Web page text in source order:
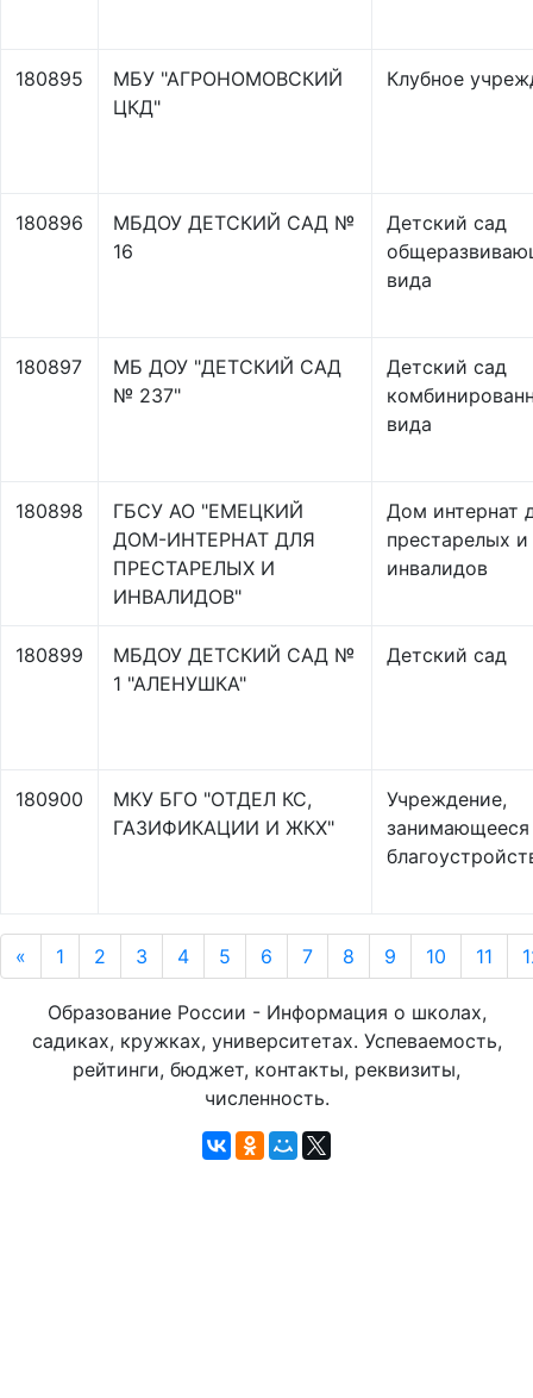
180895
МБУ "АГРОНОМОВСКИЙ
ЦКД"
Клубное
180896
МБДОУ ДЕТСКИЙ САД №
16
Детский сад
вида
180897
МБ ДОУ "ДЕТСКИЙ САД
№ 237"
Детский сад
вида
180898
ГБСУ АО "ЕМЕЦКИЙ
ДОМ-ИНТЕРНАТ ДЛЯ
ПРЕСТАРЕЛЫХ И
ИНВАЛИДОВ"
Дом интернат
престарелых и
инвалидов
180899
МБДОУ ДЕТСКИЙ САД №
1 "АЛЕНУШКА"
Детский сад
180900
МКУ БГО "ОТДЕЛ КС,
ГАЗИФИКАЦИИ И ЖКХ"
Учреждение,
занимающееся
« 1 2 3 4 5 6 7 8 9 10 11
Образование России - Информация о школах,
садиках, кружках, университетах. Успеваемость,
рейтинги, бюджет, контакты, реквизиты,
численность.